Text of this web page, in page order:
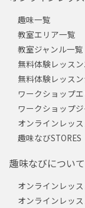
趣味一覧
教室エリア一覧
教室ジャンル一覧
無料体験レッス
無料体験レッス
ワークショップ
ワークショップ
オンラインレッ
趣味なびSTORES
趣味なびについて
オンラインレッ
オンラインレッ